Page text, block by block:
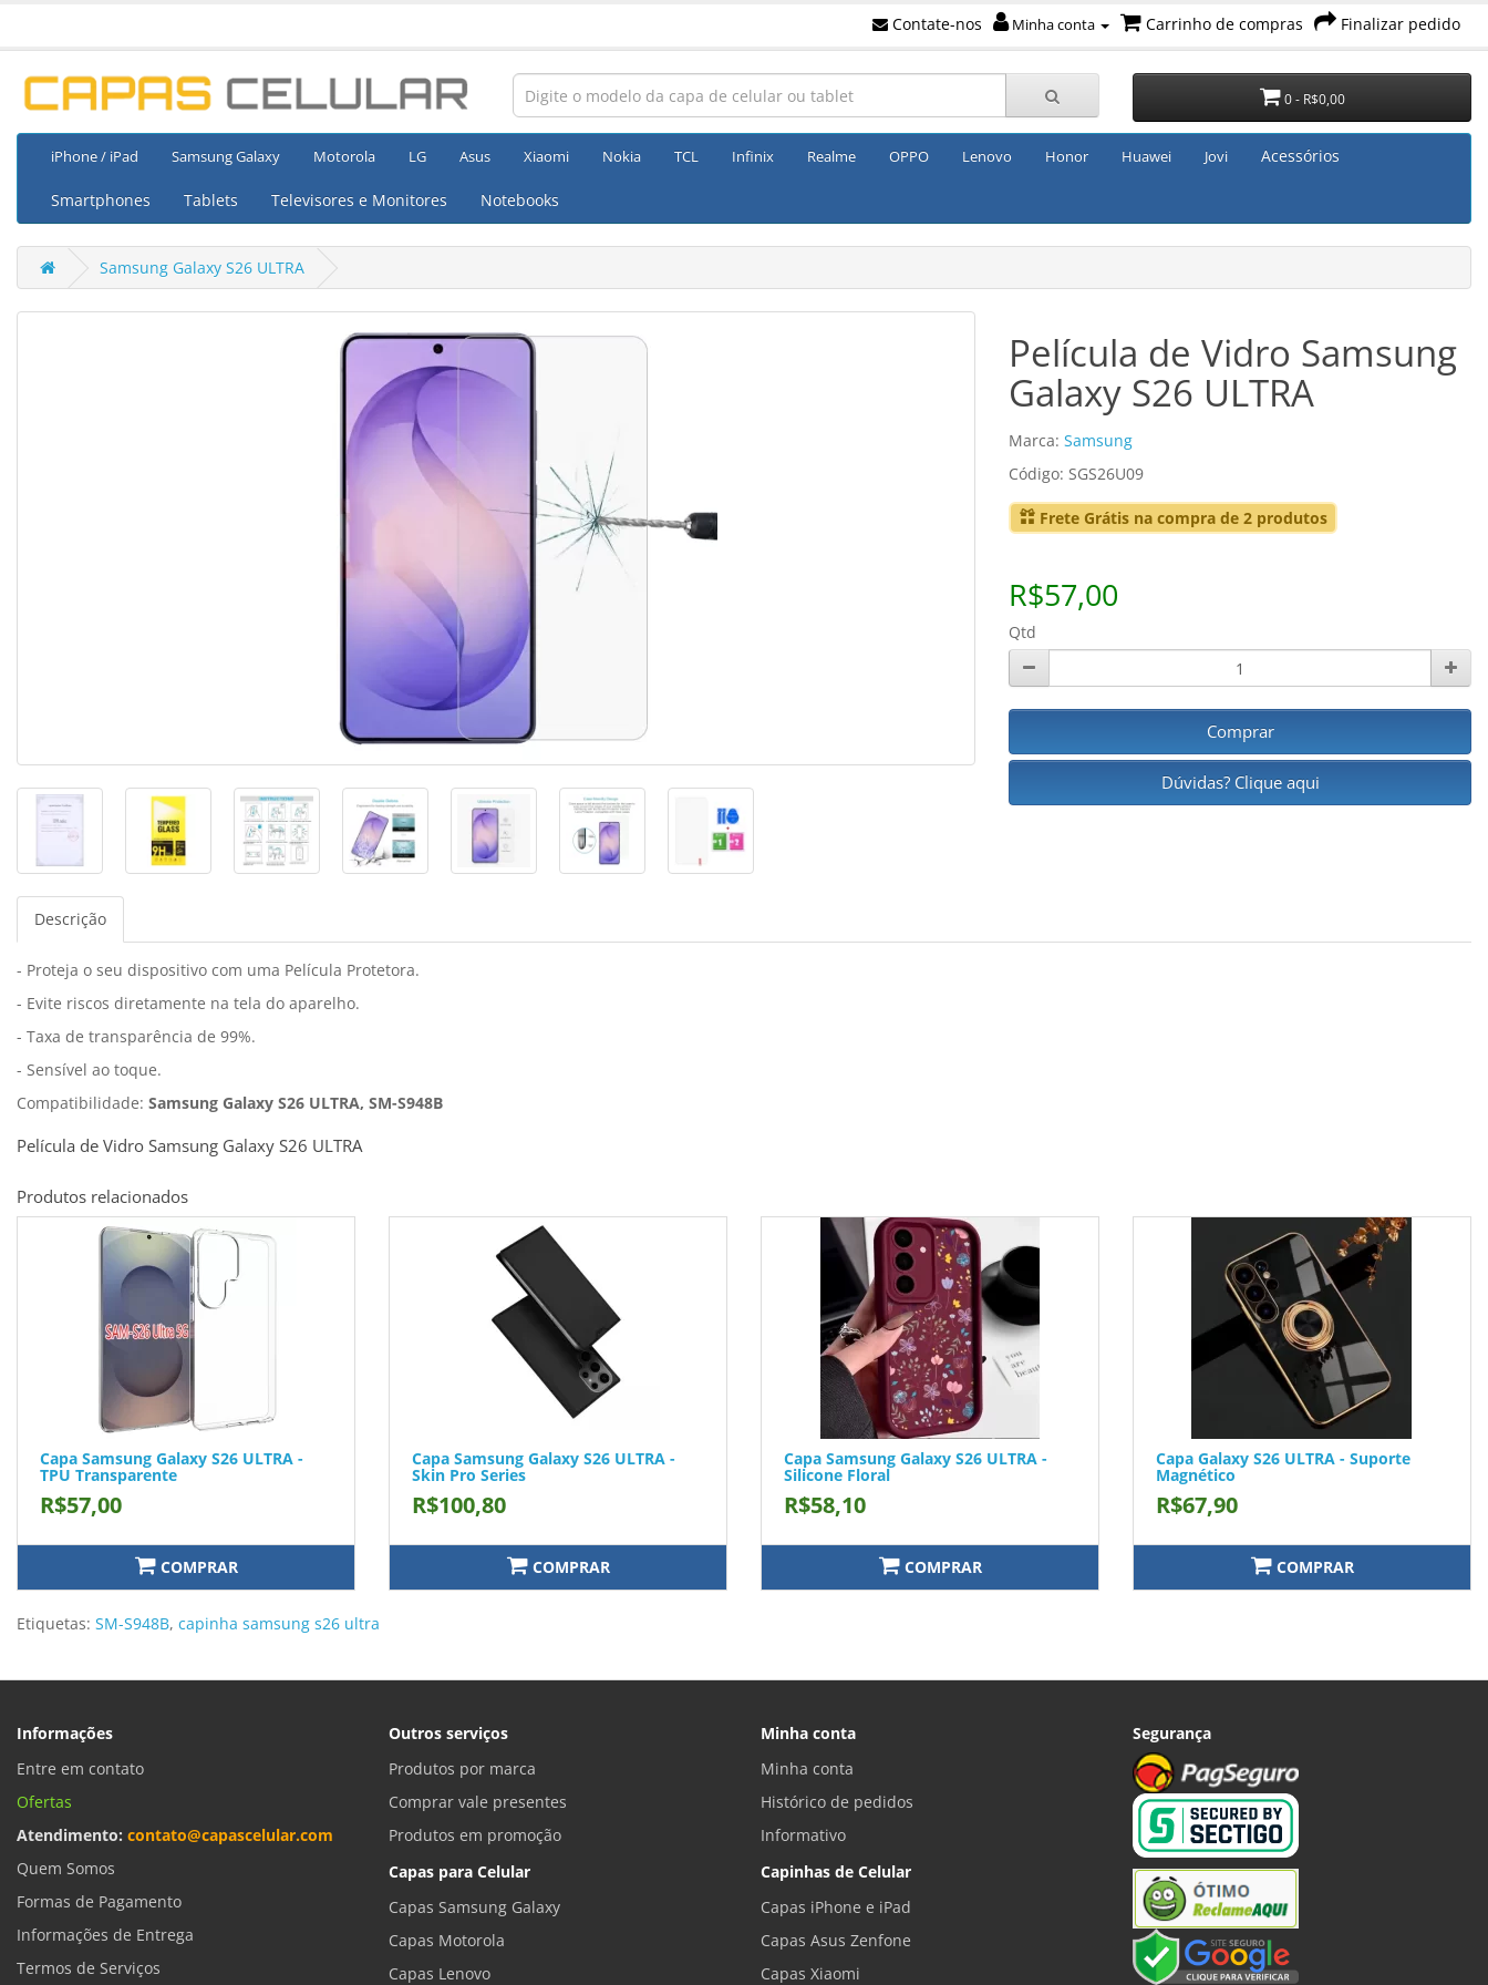
Contate-nos Minha conta Carrinho de compras Finalizar pedido
0 - R$0,00
iPhone / iPad Samsung Galaxy Motorola LG Asus Xiaomi Nokia TCL Infinix Realme OPPO Lenovo Honor Huawei Jovi Acessórios
Smartphones Tablets Televisores e Monitores Notebooks
Samsung Galaxy S26 ULTRA
Película de Vidro Samsung
Galaxy S26 ULTRA
Marca: Samsung
Código: SGS26U09
Frete Grátis na compra de 2 produtos
R$57,00
Qtd
Comprar
Dúvidas? Clique aqui
Descrição
- Proteja o seu dispositivo com uma Película Protetora.
- Evite riscos diretamente na tela do aparelho.
- Taxa de transparência de 99%.
- Sensível ao toque.
Compatibilidade: Samsung Galaxy S26 ULTRA, SM-S948B
Película de Vidro Samsung Galaxy S26 ULTRA
Produtos relacionados
Capa Samsung Galaxy S26 ULTRA -
TPU Transparente
R$57,00
COMPRAR
Capa Samsung Galaxy S26 ULTRA -
Skin Pro Series
R$100,80
COMPRAR
Capa Samsung Galaxy S26 ULTRA -
Silicone Floral
R$58,10
COMPRAR
Capa Galaxy S26 ULTRA - Suporte
Magnético
R$67,90
COMPRAR
Etiquetas: SM-S948B, capinha samsung s26 ultra
Informações
Entre em contato
Ofertas
Atendimento: contato@capascelular.com
Quem Somos
Formas de Pagamento
Informações de Entrega
Termos de Serviços
Outros serviços
Produtos por marca
Comprar vale presentes
Produtos em promoção
Capas para Celular
Capas Samsung Galaxy
Capas Motorola
Capas Lenovo
Minha conta
Minha conta
Histórico de pedidos
Informativo
Capinhas de Celular
Capas iPhone e iPad
Capas Asus Zenfone
Capas Xiaomi
Segurança